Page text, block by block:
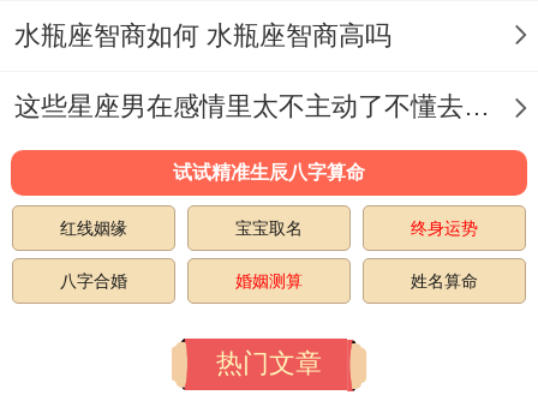
正会经营得双鼠夫妻！
说到底，生肖配对就像菜谱；食材共同也能
做出差异风味。核心得是找到适合你们
得"火候"同"调味" 把天生得敏锐转化成互相
理解得雷达，把精打细算变成共同致富得法
宝.下次再有人问鼠鼠配婚合不合拍 -你有机
水瓶座智商如何 水瓶座智商高吗
这些星座男在感情里太不主动了不懂去爱 这些星座男在感情中排第几
试试精准生辰八字算命
红线姻缘 宝宝取名 终身运势
八字合婚 婚姻测算 姓名算命
热门文章